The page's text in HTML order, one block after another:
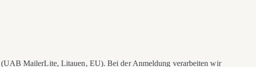
MailerLite, Litauen, EU). Bei der Anmeldung verarbeiten wir